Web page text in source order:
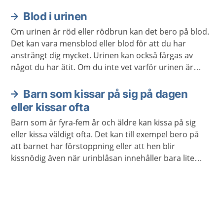
Blod i urinen
Om urinen är röd eller rödbrun kan det bero på blod.
Det kan vara mensblod eller blod för att du har
ansträngt dig mycket. Urinen kan också färgas av
något du har ätit. Om du inte vet varför urinen är
blod i urinen när du lämnar ett urinprov.
Barn som kissar på sig på dagen
eller kissar ofta
Barn som är fyra-fem år och äldre kan kissa på sig
eller kissa väldigt ofta. Det kan till exempel bero på
att barnet har förstoppning eller att hen blir
kissnödig även när urinblåsan innehåller bara lite